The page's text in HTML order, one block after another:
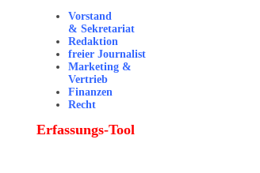
Vorstand
& Sekretariat
Redaktion
freier Journalist
Marketing &
Vertrieb
Finanzen
Recht
Erfassungs-Tool